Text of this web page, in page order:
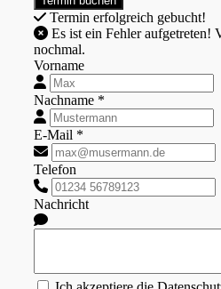
Termin erfolgreich gebucht!
nochmal.
Vorname
Nachname *
E-Mail *
Telefon
Nachricht